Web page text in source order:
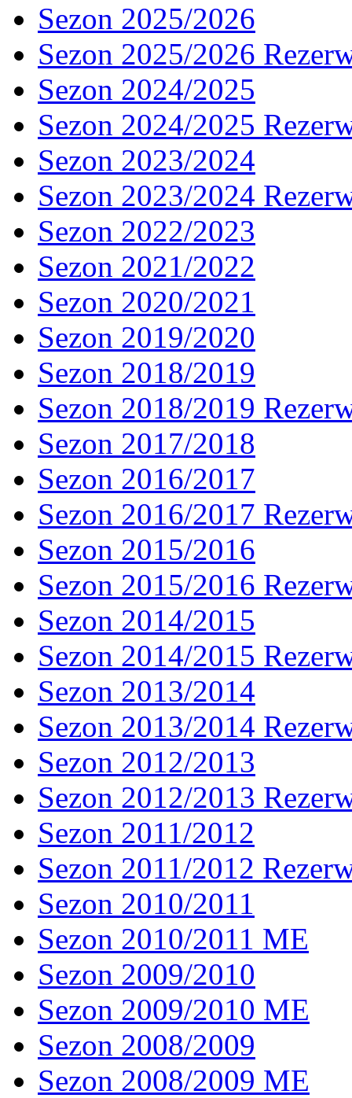
Sezon 2025/2026
Sezon 2025/2026
Sezon 2024/2025
Sezon 2024/2025
Sezon 2023/2024
Sezon 2023/2024
Sezon 2022/2023
Sezon 2021/2022
Sezon 2020/2021
Sezon 2019/2020
Sezon 2018/2019
Sezon 2018/2019
Sezon 2017/2018
Sezon 2016/2017
Sezon 2016/2017
Sezon 2015/2016
Sezon 2015/2016
Sezon 2014/2015
Sezon 2014/2015
Sezon 2013/2014
Sezon 2013/2014
Sezon 2012/2013
Sezon 2012/2013
Sezon 2011/2012
Sezon 2011/2012
Sezon 2010/2011
Sezon 2010/2011 ME
Sezon 2009/2010
Sezon 2009/2010 ME
Sezon 2008/2009
Sezon 2008/2009 ME